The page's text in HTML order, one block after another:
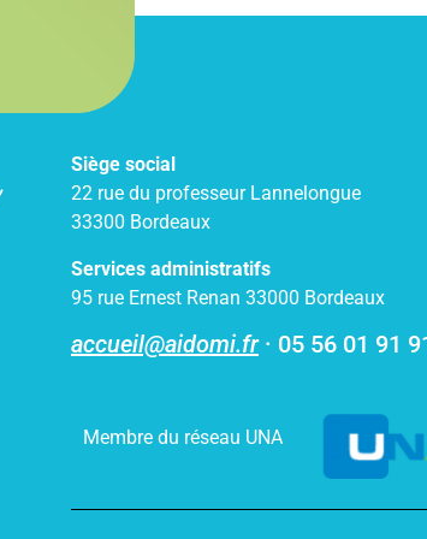
Siège social
22 rue du professeur Lannelongue
33300 Bordeaux
Services administratifs
95 rue Ernest Renan 33000 Bordeaux
accueil@aidomi.fr· 05 56 01 91
Membre du réseau UNA